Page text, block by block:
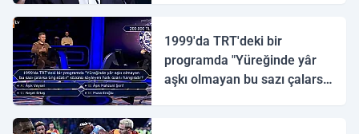
1999'da TRT'deki bir
programda "Yüreğinde yâr
aşkı olmayan bu sazı çalarsa